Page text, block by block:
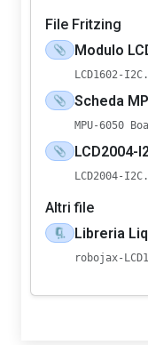
File Fritzing
📎 Modulo
LCD1602-
📎 Scheda
MPU-6050
📎 LCD2004-
LCD2004-
Altri file
🗜️ Libreria
robojax-